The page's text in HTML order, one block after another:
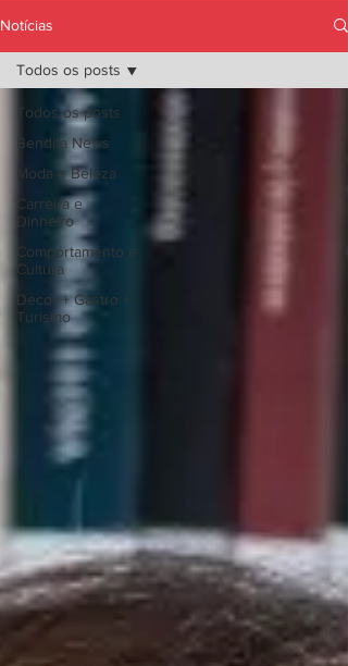
Notícias
Todos os posts
Bendita News
Moda e Beleza
Carreira e
Dinheiro
Comportamento e
Cultura
Decor + Gastro +
Turismo
Todos os posts